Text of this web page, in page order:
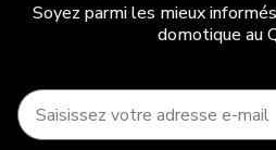
Soyez parmi les mieux
domotique au